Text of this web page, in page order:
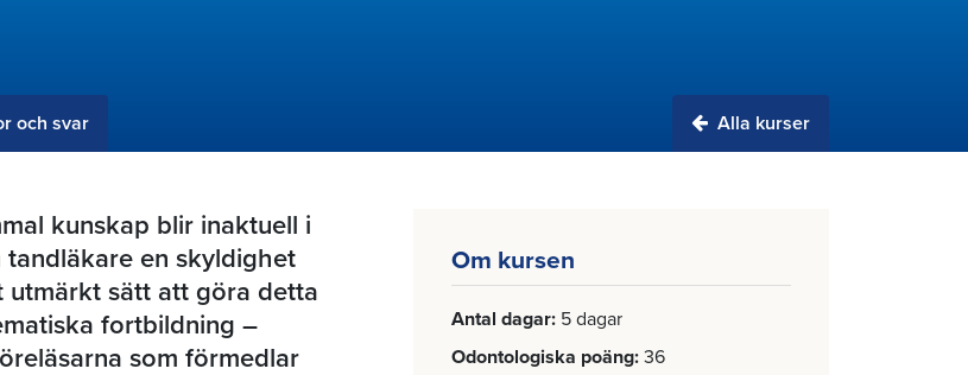
och svar Alla kurser
Om kursen
Antal dagar 5 dagar
Odontologiska poäng 36
kunskap blir inaktuell i
en skyldighet
utmärkt sätt att göra detta
fortbildning –
som förmedlar